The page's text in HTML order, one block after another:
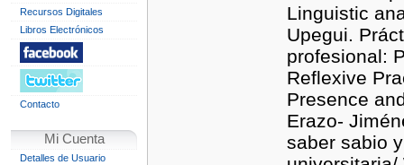
Recursos Digitales
Libros Electrónicos
Contacto
Mi Cuenta
Detalles de Usuario
Linguistic
Upegui.
profesional:
Reflexive
Presence
Erazo-
saber sabio